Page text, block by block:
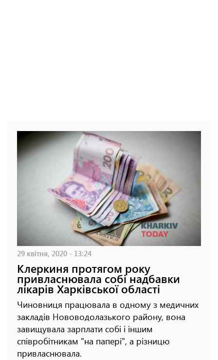
29 квітня, 2020 - 13:24
Клеркиня протягом року
привласнювала собі надбавки
лікарів Харківської області
Чиновниця працювала в одному з медичних
закладів Нововодолазького району, вона
завищувала зарплати собі і іншим
співробітникам "на папері", а різницю
привласнювала.